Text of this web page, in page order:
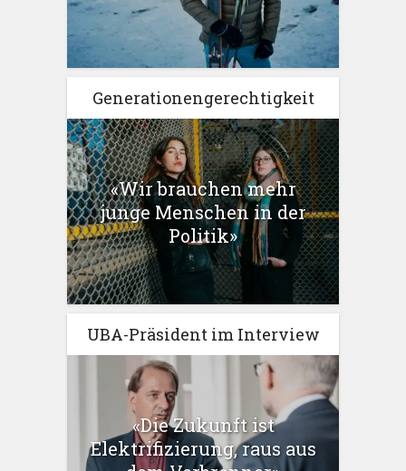
Generationengerechtigkeit
«Wir brauchen mehr
junge Menschen in der
Politik»
UBA-Präsident im Interview
«Die Zukunft ist
Elektrifizierung, raus aus